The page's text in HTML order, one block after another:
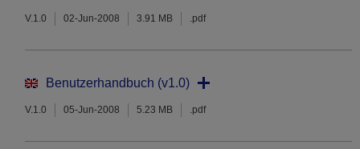
V.1.0 02-Jun-2008 3.91 MB .pdf
Benutzerhandbuch (v1.0)
V.1.0 05-Jun-2008 5.23 MB .pdf